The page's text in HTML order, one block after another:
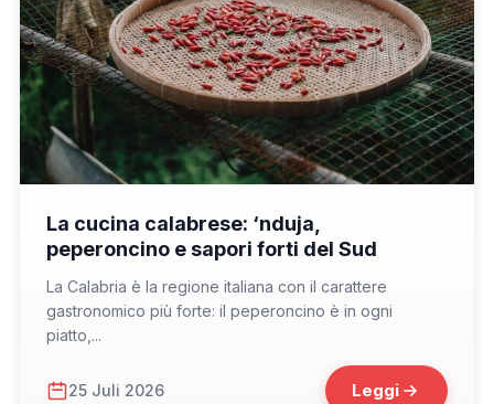
La cucina calabrese: ‘nduja,
peperoncino e sapori forti del Sud
La Calabria è la regione italiana con il carattere
gastronomico più forte: il peperoncino è in ogni
piatto,...
25 Juli 2026 Leggi